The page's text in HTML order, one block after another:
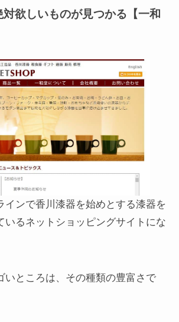
欲しいものが見つかる【一和
インで香川漆器を始めとする漆器を
いるネットショッピングサイトにな
いところは、その種類の豊富さで